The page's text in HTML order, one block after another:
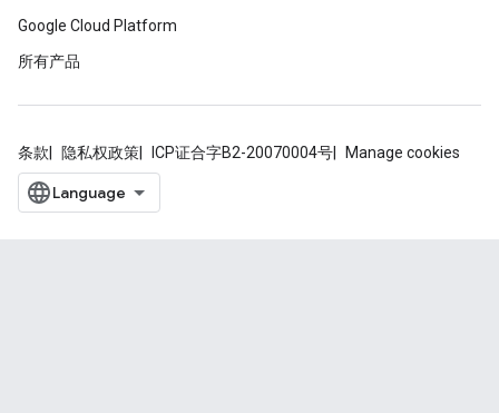
Google Cloud Platform
所有产品
条款 隐私权政策 ICP证合字B2-20070004号 Manage cookies